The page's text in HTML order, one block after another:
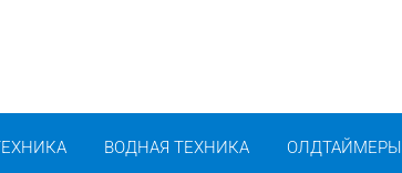
ВОДНАЯ ТЕХНИКА ОЛДТАЙМЕРЫ